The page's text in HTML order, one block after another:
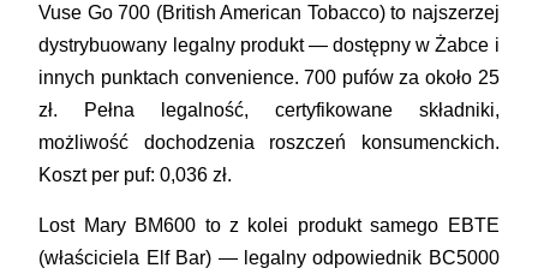
Vuse Go 700 (British American Tobacco) to najszerzej
dystrybuowany legalny produkt — dostępny w Żabce i
innych punktach convenience. 700 pufów za około 25
zł. Pełna legalność, certyfikowane składniki,
możliwość dochodzenia roszczeń konsumenckich.
Koszt per puf: 0,036 zł.
Lost Mary BM600 to z kolei produkt samego EBTE
(właściciela Elf Bar) — legalny odpowiednik BC5000